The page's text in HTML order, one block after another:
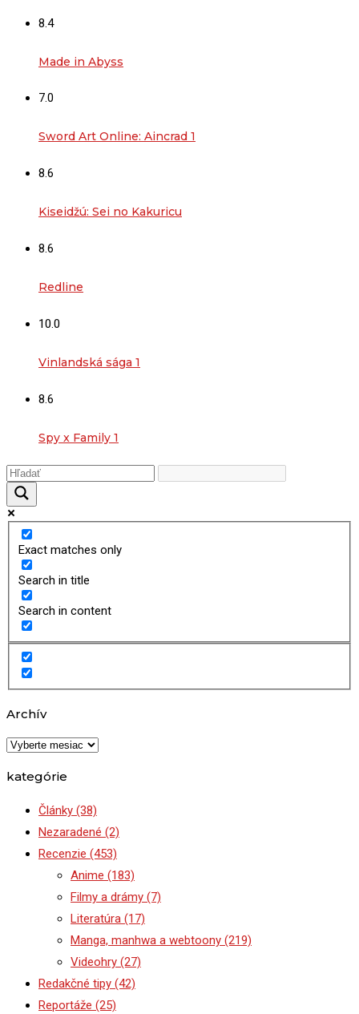
8.4
Made in Abyss
7.0
Sword Art Online: Aincrad 1
8.6
Kiseidžú: Sei no Kakuricu
8.6
Redline
10.0
Vinlandská sága 1
8.6
Spy x Family 1
Exact matches only
Search in title
Search in content
Archív
Archív
kategórie
Články (38)
Nezaradené (2)
Recenzie (453)
Anime (183)
Filmy a drámy (7)
Literatúra (17)
Manga, manhwa a webtoony (219)
Videohry (27)
Redakčné tipy (42)
Reportáže (25)